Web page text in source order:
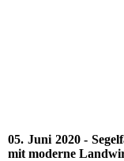
05. Juni 2020 -
mit moderne